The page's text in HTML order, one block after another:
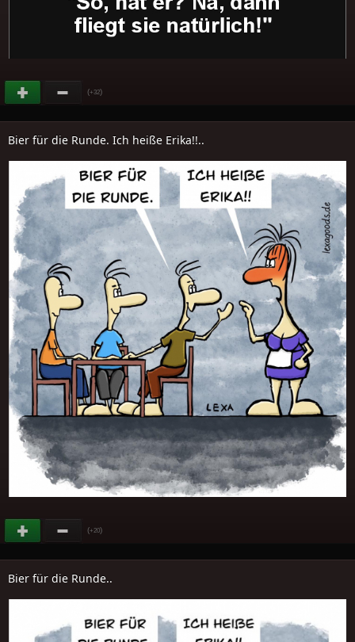
(+32)
Bier für die Runde. Ich heiße Erika!!..
(+20)
Bier für die Runde..